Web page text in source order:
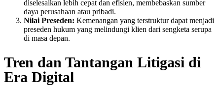
diselesaikan lebih cepat dan efisien, membebaskan sumber
daya perusahaan atau pribadi.
Nilai Preseden: Kemenangan yang terstruktur dapat menjadi
preseden hukum yang melindungi klien dari sengketa serupa
di masa depan.
Tren dan Tantangan Litigasi di
Era Digital